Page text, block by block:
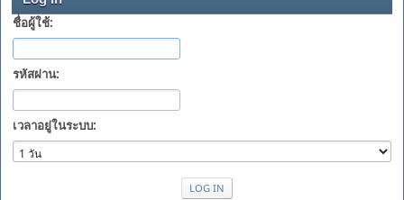
ชื่อผู้ใช้:
รหัสผ่าน:
เวลาอยู่ในระบบ: